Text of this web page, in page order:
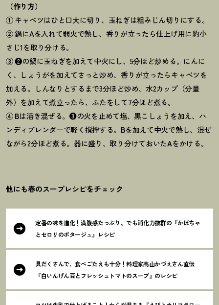
（作り方）
①キャベツはひと口大に切り、玉ねぎは粗みじん切りにする。
②鍋にAを入れて弱火で熱し、香りが立ったら仕上げ用に約小
さじ1を取り分ける。
③❷の鍋に玉ねぎを加えて中火にし、5分ほど炒める。にんに
く、しょうがを加えてさっと炒め、香りが立ったらキャベツを
加える。しんなりとするまで3分ほど炒め、水2カップ（分量
外）を加えて煮立ったら、ふたをして7分ほど煮る。
④ Bは溶き混ぜる。❸の火を止めて塩、黒こしょうを加え、ハ
ンディブレンダーで軽く撹拌する。 Bを加えて中火で熱し、混ぜ
ながら2分ほど煮る。器に盛り、取り分けておいたAをかける。
他にも春のスープレシピをチェック
定番の味を進化！満腹感たっぷり。でも消化力抜群の『かぼちゃ
とセロリのポタージュ』レシピ
具だくさんで、食べごたえも十分！料理家高山かづえさん直伝
『白いんげん豆とフレッシュトマトのスープ』のレシピ